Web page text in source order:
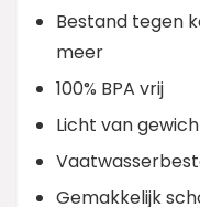
Bestand tegen
meer
100% BPA vrij
Licht van
Gemakkelijk